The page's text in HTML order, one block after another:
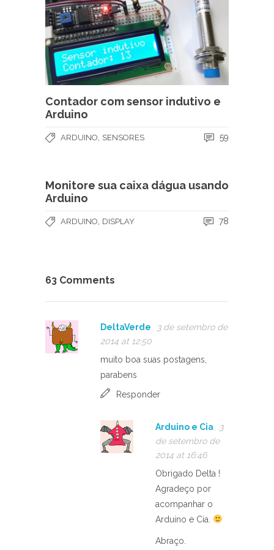
Contador com sensor indutivo e
Arduino
ARDUINO SENSORES 59
Monitore sua caixa dágua usando
Arduino
ARDUINO DISPLAY 78
63 Comments
DeltaVerde
3 de setembro de
2014 at 12:50
muito boa suas postagens,
parabens
Responder
Arduino e Cia
3
de setembro de
2014 at 16:46
Obrigado Delta !
Agradeço por
acompanhar o
Arduino e Cia.
Abraço.